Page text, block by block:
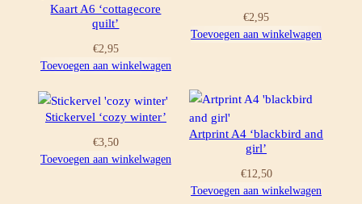
Kaart A6 ‘cottagecore
quilt’
€2,95
Toevoegen aan winkelwagen
€2,95
Toevoegen aan winkelwagen
Stickervel ‘cozy winter’
€3,50
Toevoegen aan winkelwagen
Artprint A4 ‘blackbird and
girl’
€12,50
Toevoegen aan winkelwagen